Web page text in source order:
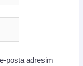
posta adresim